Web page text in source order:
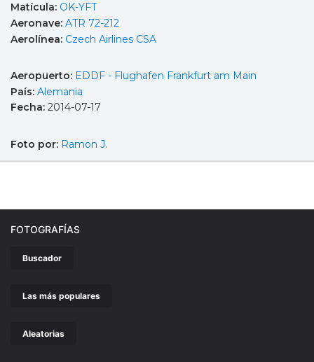
Matícula: OK-YFT
Aeronave: ATR 72-212
Aerolínea: Czech Airlines CSA
Aeropuerto: EDDF - Flughafen Frankfurt am Main
País: Alemania
Fecha: 2014-07-17
Foto por: Ramon J.
FOTOGRAFÍAS
Buscador
Las más populares
Aleatorias